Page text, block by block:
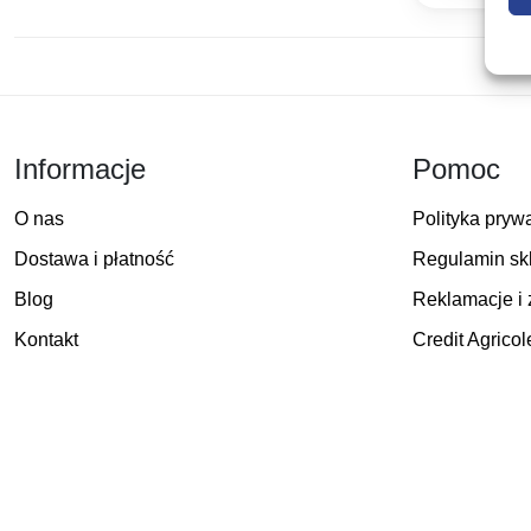
Informacje
O nas
Dostawa i płatność
Blog
Kontakt
Pomoc
Polityka
Regulamin
Reklamacje i
Credit